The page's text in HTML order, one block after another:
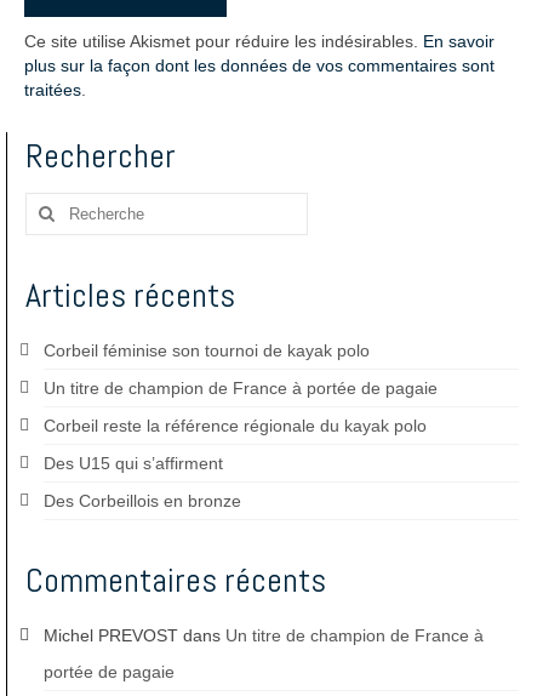
Ce site utilise Akismet pour réduire les indésirables. En savoir
plus sur la façon dont les données de vos commentaires sont
traitées
Rechercher
Rechercher
Articles récents
Corbeil féminise son tournoi de kayak polo
Un titre de champion de France à portée de pagaie
Corbeil reste la référence régionale du kayak polo
Des U15 qui s’affirment
Des Corbeillois en bronze
Commentaires récents
Michel PREVOST dans Un titre de champion de France à
portée de pagaie